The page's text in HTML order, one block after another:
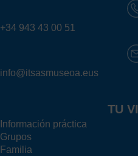
+34 943 43 00 51
info@itsasmuseoa.eus
TU
Información práctica
Grupos
Familia